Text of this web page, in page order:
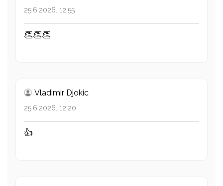
25.6.2026. 12:55
👏👏👏
Vladimir Djokic
25.6.2026. 12:20
👍